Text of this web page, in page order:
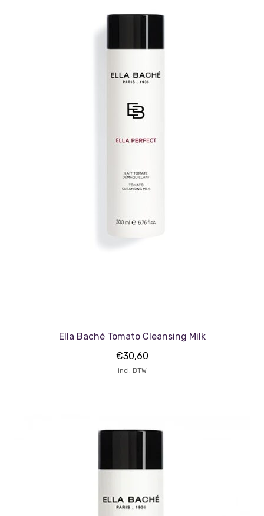
Ella Baché Tomato Cleansing Milk
€30,60
incl. BTW